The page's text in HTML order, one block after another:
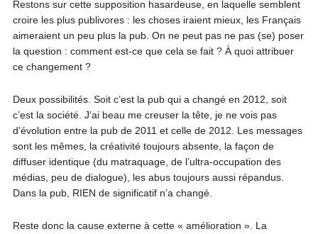
Restons sur cette supposition hasardeuse, en laquelle semblent
croire les plus publivores : les choses iraient mieux, les Français
aimeraient un peu plus la pub. On ne peut pas ne pas (se) poser
la question : comment est-ce que cela se fait ? À quoi attribuer
ce changement ?
Deux possibilités. Soit c’est la pub qui a changé en 2012, soit
c’est la société. J’ai beau me creuser la tête, je ne vois pas
d’évolution entre la pub de 2011 et celle de 2012. Les messages
sont les mêmes, la créativité toujours absente, la façon de
diffuser identique (du matraquage, de l’ultra-occupation des
médias, peu de dialogue), les abus toujours aussi répandus.
Dans la pub, RIEN de significatif n’a changé.
Reste donc la cause externe à cette « amélioration ». La